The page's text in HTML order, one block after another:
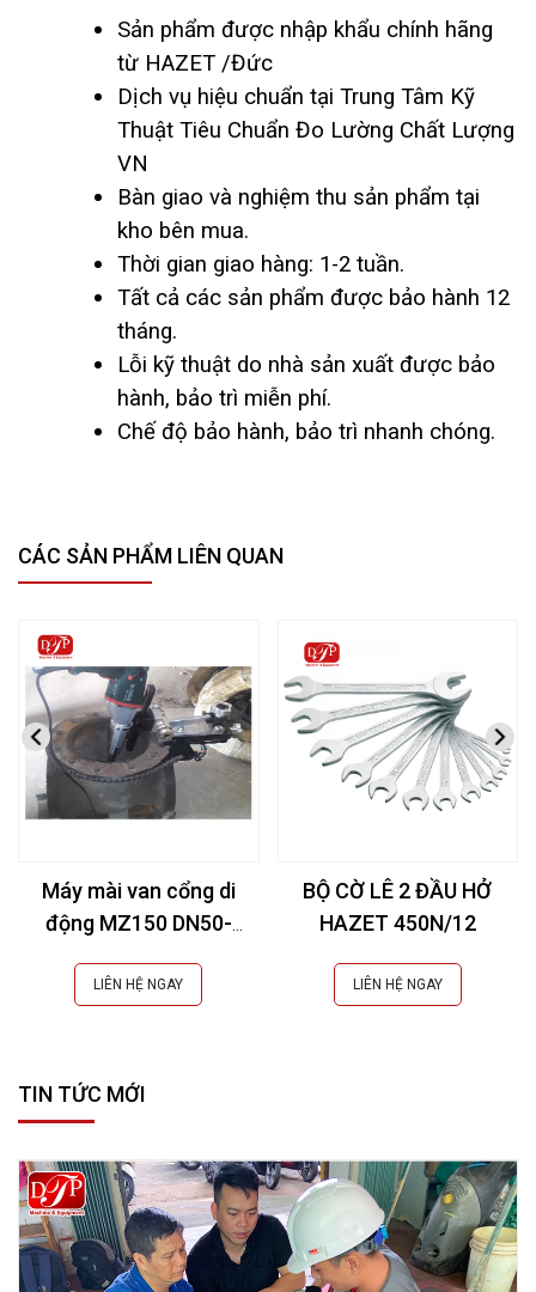
Sản phẩm được nhập khẩu chính hãng
từ HAZET /Đức
Dịch vụ hiệu chuẩn tại Trung Tâm Kỹ
Thuật Tiêu Chuẩn Đo Lường Chất Lượng
VN
Bàn giao và nghiệm thu sản phẩm tại
kho bên mua.
Thời gian giao hàng: 1-2 tuần.
Tất cả các sản phẩm được bảo hành 12
tháng.
Lỗi kỹ thuật do nhà sản xuất được bảo
hành, bảo trì miễn phí.
Chế độ bảo hành, bảo trì nhanh chóng.
CÁC SẢN PHẨM LIÊN QUAN
Máy mài van cổng di
động MZ150 DN50-
LIÊN HỆ NGAY
BỘ CỜ LÊ 2 ĐẦU HỞ
HAZET 450N/12
LIÊN HỆ NGAY
TIN TỨC MỚI